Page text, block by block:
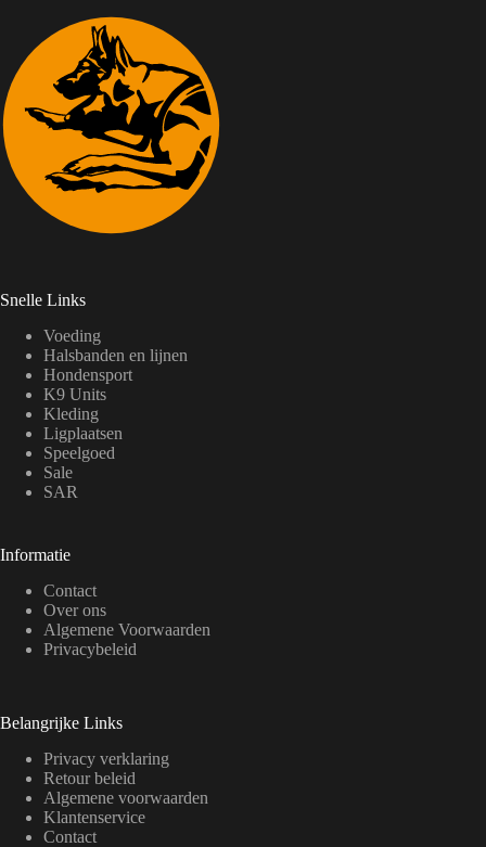
Snelle Links
Voeding
Halsbanden en lijnen
Hondensport
K9 Units
Kleding
Ligplaatsen
Speelgoed
Sale
SAR
Informatie
Contact
Over ons
Algemene Voorwaarden
Privacybeleid
Belangrijke Links
Privacy verklaring
Retour beleid
Algemene voorwaarden
Klantenservice
Contact